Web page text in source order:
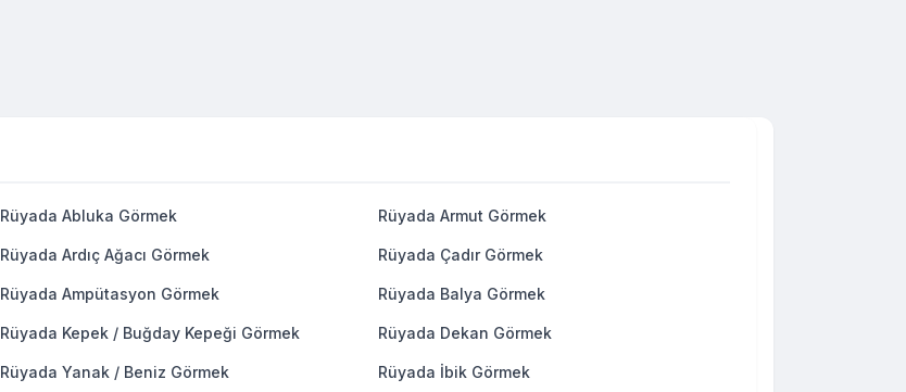
Rüyada Abluka Görmek Rüyada Armut Görmek
Rüyada Ardıç Ağacı Görmek Rüyada Çadır Görmek
Rüyada Ampütasyon Görmek Rüyada Balya Görmek
Rüyada Kepek / Buğday Kepeği Görmek Rüyada Dekan Görmek
Rüyada Yanak / Beniz Görmek Rüyada İbik Görmek